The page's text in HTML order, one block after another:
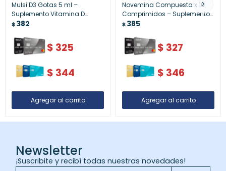
Mulsi D3 Gotas 5 ml –
Suplemento Vitamina D
Líquido
$382
$ 325
$ 344
Novemina Compuesta x 10
Comprimidos – Suplemento
Nutricional
$385
$ 327
$ 346
Newsletter
¡Suscribite y recibí todas nuestras novedades!